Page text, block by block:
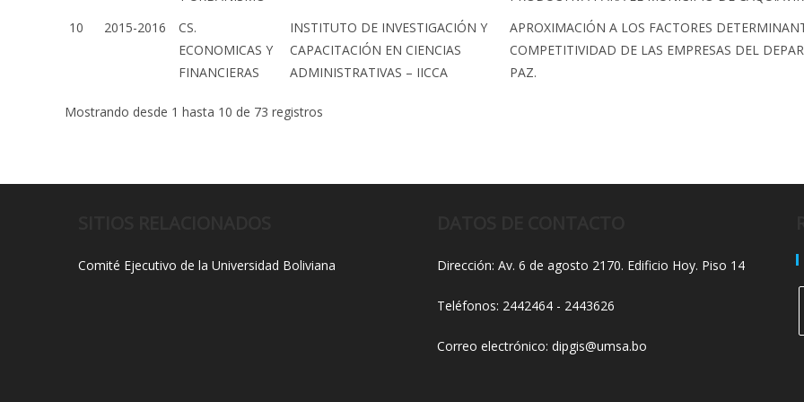
10 2015-2016
CS.
ECONOMICAS Y
FINANCIERAS
INSTITUTO DE INVESTIGACIÓN Y
CAPACITACIÓN EN CIENCIAS
ADMINISTRATIVAS – IICCA
APROXIMACIÓN A LOS FACTORES
COMPETITIVIDAD DE LAS EMPRESAS DEL
PAZ.
Mostrando desde 1 hasta 10 de 73 registros
Comité Ejecutivo de la Universidad Boliviana Dirección: Av. 6 de agosto 2170. Edificio Hoy. Piso 14
Teléfonos: 2442464 - 2443626
Correo electrónico: dipgis@umsa.bo